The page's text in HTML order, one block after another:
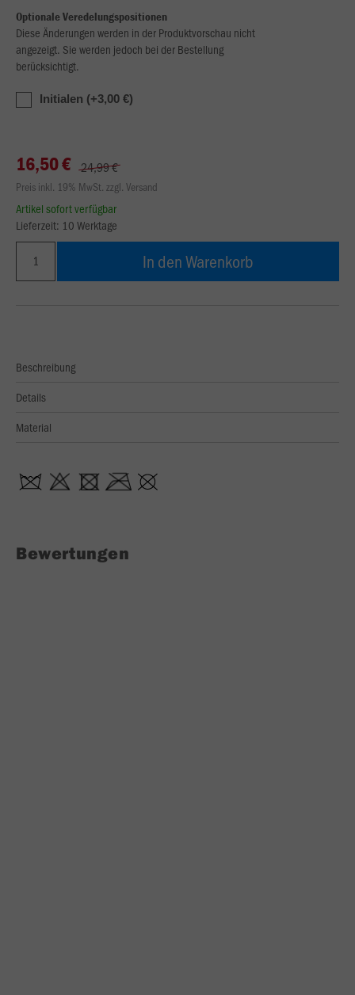
Optionale Veredelungspositionen
Diese Änderungen werden in der Produktvorschau nicht
angezeigt. Sie werden jedoch bei der Bestellung
berücksichtigt.
Initialen (+3,00 €)
16,50 € 24,99 €
Preis inkl. 19% MwSt. zzgl. Versand
Artikel sofort verfügbar
Lieferzeit: 10 Werktage
In den Warenkorb
Beschreibung
Details
Material
Bewertungen